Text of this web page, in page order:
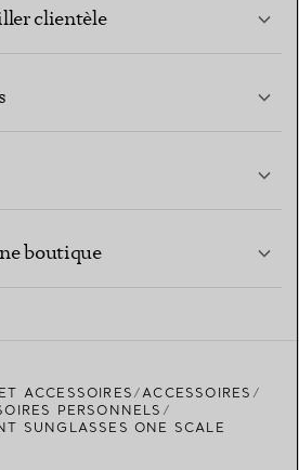
clientèle
boutique
PLUS PROCHE
ACCESSOIRES
ACCESSOIRES
PERSONNELS
SUNGLASSES ONE SCALE